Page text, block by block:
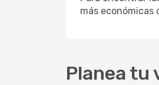
más económicas
Planea tu